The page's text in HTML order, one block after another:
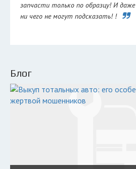
запчасти только по образцу! И
ни чего не могут подсказать! !
Блог